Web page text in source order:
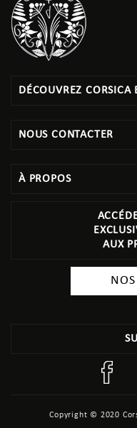
DÉCOUVREZ CORSICA
NOUS CONTACTER
À PROPOS
AUX
Copyright © 2020